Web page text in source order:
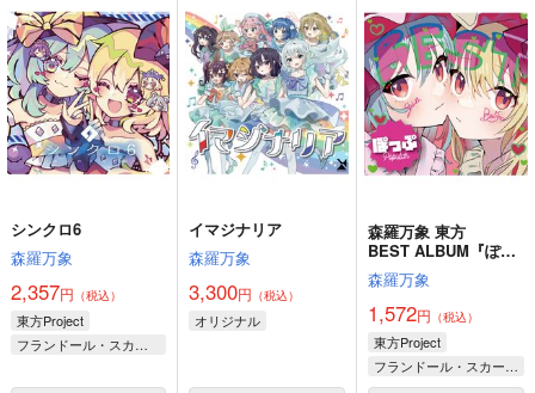
幽閉サテライト
2,200円（税込）
東方Project
サンプル
京 ～ Fossilized Won
ders.
上海アリス幻樂団
1,760円（税込）
東方Project
サンプル
滅 ～ The Truth of th
e Cessation of Dukkh
a
Demetori
1,320円 （税込）
東方Project 博麗霊夢
サンプル
シンクロ6
森羅万象
2,357円 （税込）
東方Project
フランドール・スカーレット
イマジナリア
森羅万象
3,300円 （税込）
オリジナル
森羅万象 東方
BEST ALBUM『ぽっ
ぷ』
森羅万象
1,572円 （税込）
東方Project
フランドール・スカーレット